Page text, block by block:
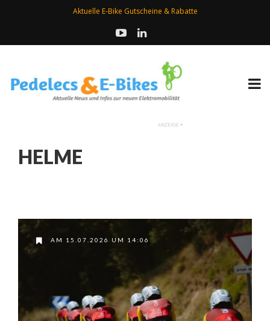
Aktuelle E-Bike Gutscheine & Rabatte
HELME
AM 15.07.2026 UM 14:06